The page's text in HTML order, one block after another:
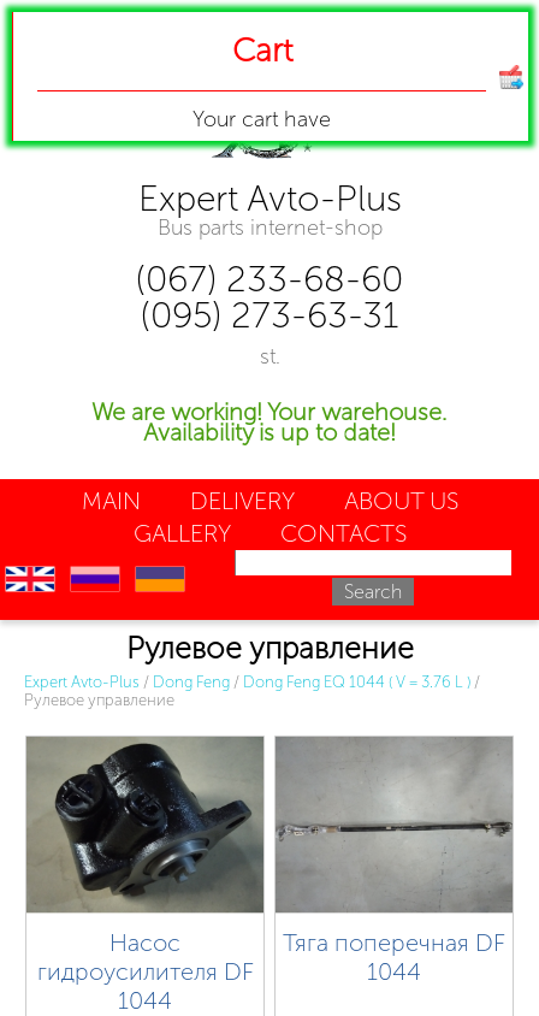
Expert Avto-Plus
Bus parts internet-shop
(067) 233-68-60
(095) 273-63-31
st.
We are working! Your warehouse.
Availability is up to date!
MAIN DELIVERY
ABOUT US
GALLERY
CONTACTS
en ru uk
Рулевое управление
Expert Avto-Plus / Dong Feng / Dong Feng EQ 1044 ( V = 3.76 L ) /
Рулевое управление
Насос
гидроусилителя DF
1044
Тяга поперечная DF
1044
Cart
Your cart have